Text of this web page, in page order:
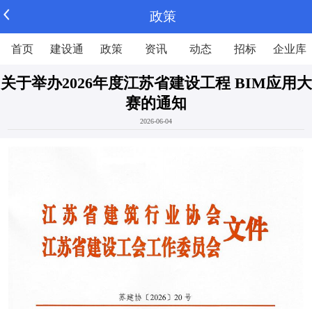
政策
首页 建设通 政策 资讯 动态 招标 企业库
关于举办2026年度江苏省建设工程 BIM应用大
赛的通知
2026-06-04